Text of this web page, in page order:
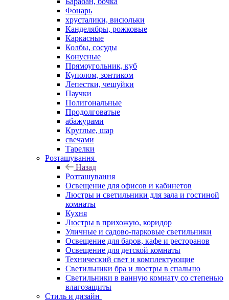
Фонарь
хрусталики, висюльки
Канделябры, рожковые
Каркасные
Колбы, сосуды
Конусные
Прямоугольник, куб
Куполом, зонтиком
Лепестки, чешуйки
Паучки
Полигональные
Продолговатые
абажурами
Круглые, шар
свечами
Тарелки
Розташування
Назад
Розташування
Освещение для офисов и кабинетов
Люстры и светильники для зала и гостиной
комнаты
Кухня
Люстры в прихожую, коридор
Уличные и садово-парковые светильники
Освещение для баров, кафе и ресторанов
Освещение для детской комнаты
Технический свет и комплектующие
Светильники бра и люстры в спальню
Светильники в ванную комнату со степенью
влагозащиты
Стиль и дизайн